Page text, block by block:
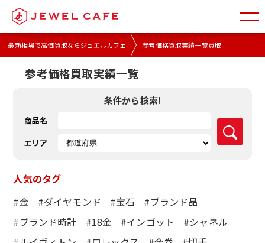
最新相場で高価買取ならジュエルカフェ 参考価格買取実績一覧買取
参考価格買取実績一覧
条件から検索!
商品名
エリア
人気のタグ
#金
#ダイヤモンド #宝石
#ブランド品
#ブランド時計
#18金 #インゴット
#シャネル